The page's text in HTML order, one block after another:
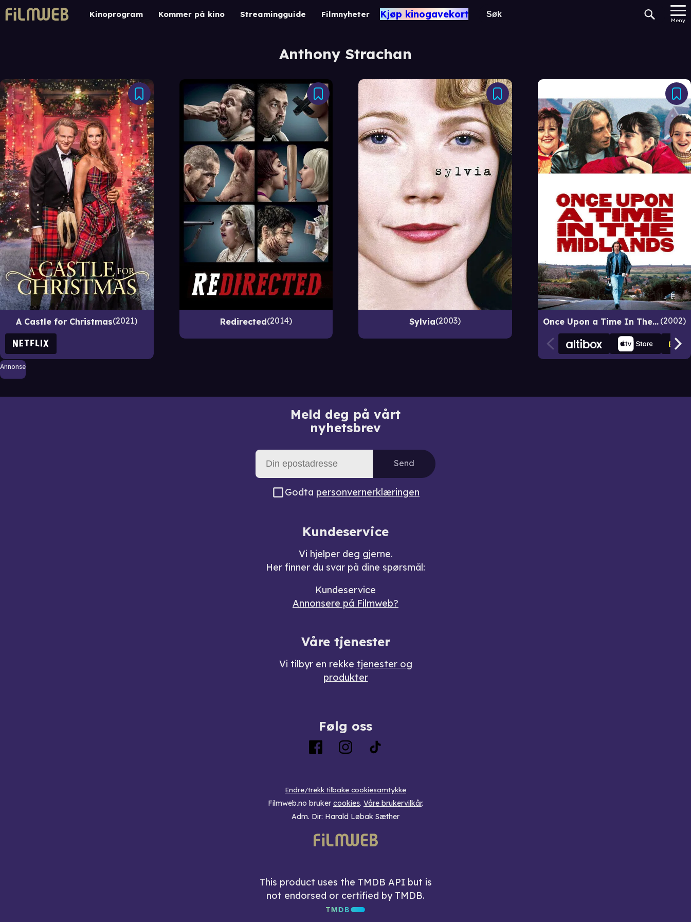
Kinoprogram Kommer på kino Streamingguide Filmnyheter Kjøp kinogavekort
Meny
Anthony Strachan
A Castle for Christmas 2021 Redirected 2014 Sylvia 2003 Once Upon a Time In The Midlands 2002
Annonse
Meld deg på vårt
nyhetsbrev
Send
Godta personvernerklæringen
Kundeservice
Vi hjelper deg gjerne.
Her finner du svar på dine spørsmål:
Kundeservice
Annonsere på Filmweb?
Våre tjenester
Vi tilbyr en rekke tjenester og
produkter
Følg oss
Endre/trekk tilbake cookiesamtykke
Filmweb.no bruker cookies. Våre brukervilkår.
Adm. Dir: Harald Løbak Sæther
This product uses the TMDB API but is
not endorsed or certified by TMDB.